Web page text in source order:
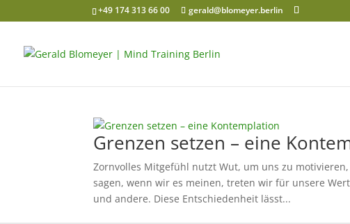
+49 174 313 66 00 gerald@blomeyer.berlin
Grenzen setzen – eine
Zornvolles Mitgefühl nutzt Wut, um uns zu
sagen, wenn wir es meinen, treten wir für unsere
und andere. Diese Entschiedenheit lässt...